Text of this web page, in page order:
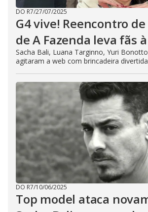
DO R7/27/07/2025
G4 vive! Reencontro
de A Fazenda leva fãs
Sacha Bali, Luana Targinno, Yuri
agitaram a web com brincadeira divertida
DO R7/10/06/2025
Top model ataca